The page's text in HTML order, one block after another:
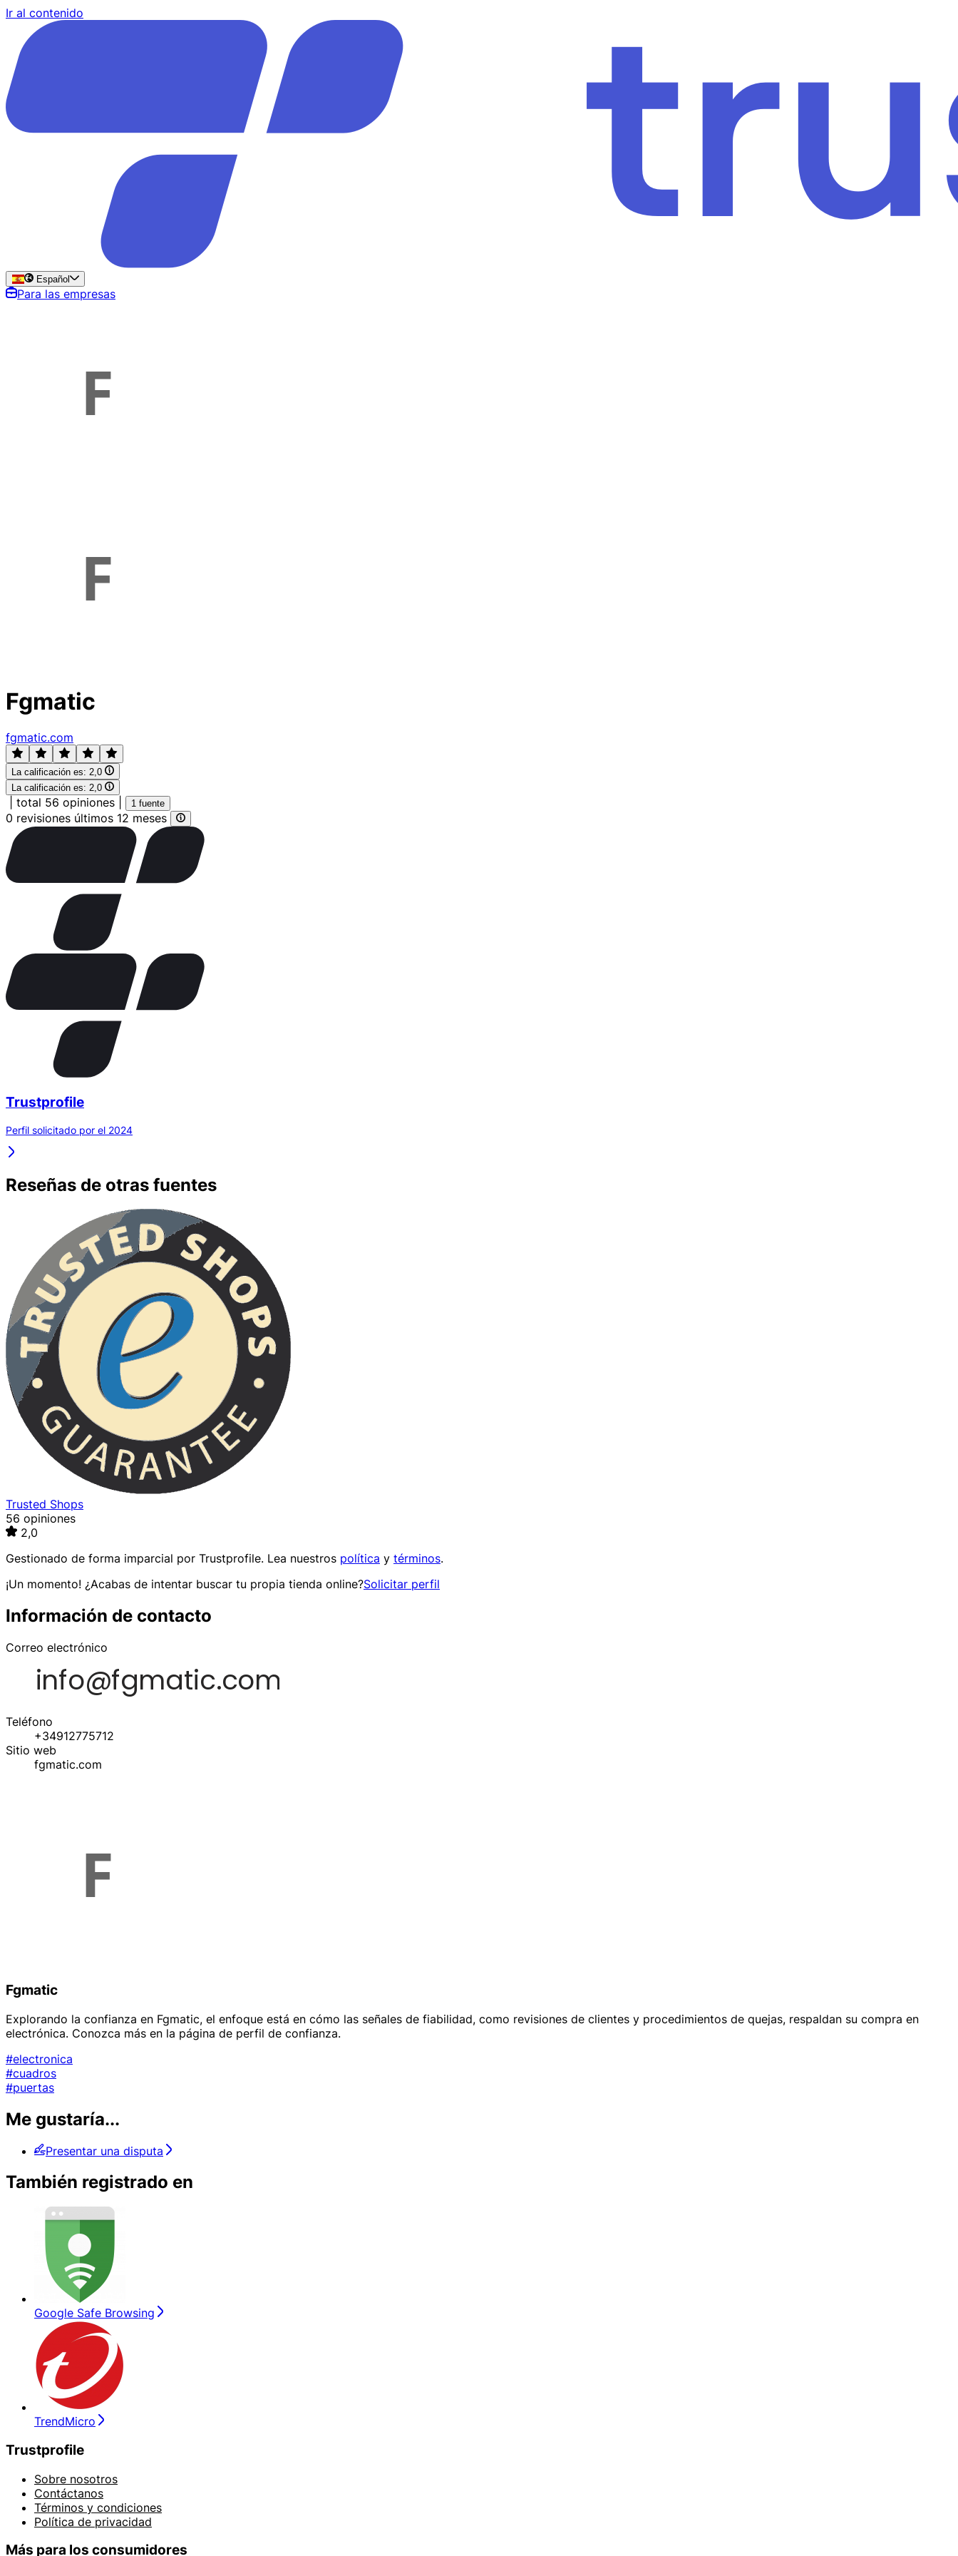
Ir al contenido
Español
Para las empresas
Fgmatic
fgmatic.com
La calificación es: 2,0
La calificación es: 2,0
total 56 opiniones 1 fuente
0 revisiones últimos 12 meses
Trustprofile
Perfil solicitado por el 2024
Reseñas de otras fuentes
Trusted Shops
56 opiniones
2,0
Gestionado de forma imparcial por Trustprofile. Lea nuestros política y términos.
¡Un momento! ¿Acabas de intentar buscar tu propia tienda online?Solicitar perfil
Información de contacto
Correo electrónico
Teléfono
+34912775712
Sitio web
fgmatic.com
Fgmatic
Explorando la confianza en Fgmatic, el enfoque está en cómo las señales de fiabilidad, como revisiones de clientes y procedimientos de quejas, respaldan su compra en
electrónica. Conozca más en la página de perfil de confianza.
#electronica
#cuadros
#puertas
Me gustaría...
Presentar una disputa
También registrado en
Google Safe Browsing
TrendMicro
Trustprofile
Sobre nosotros
Contáctanos
Términos y condiciones
Política de privacidad
Más para los consumidores